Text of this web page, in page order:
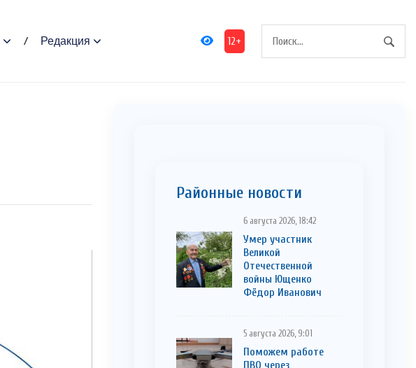
Редакция 12+
Районные новости
6 августа 2026, 18:42
Умер участник
Великой
Отечественной
войны Ющенко
Фёдор Иванович
5 августа 2026, 9:01
Поможем работе
ПВО через